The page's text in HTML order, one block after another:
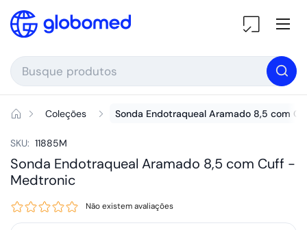
Ir para o conteúdo
Coleções Sonda Endotraqueal Aramado 8,5 com
SKU: 11885M
Sonda Endotraqueal Aramado 8,5 com Cuff -
Medtronic
Não existem avaliações